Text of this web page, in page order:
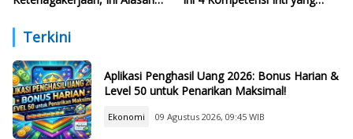
Terkini
Aplikasi Penghasil Uang 2026: Bonus Harian &
Level 50 untuk Penarikan Maksimal!
Ekonomi 09 Agustus 2026, 09:45 WIB